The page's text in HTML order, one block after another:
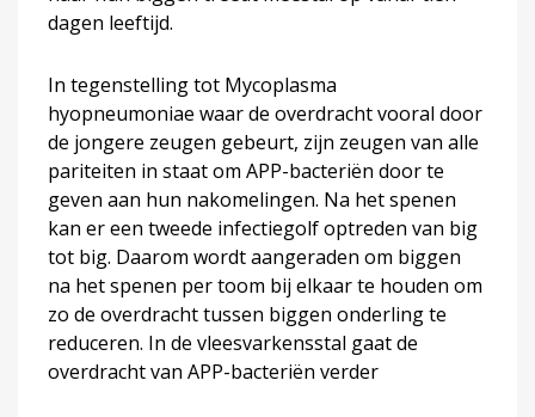
dagen leeftijd.
In tegenstelling tot Mycoplasma
hyopneumoniae waar de overdracht vooral door
de jongere zeugen gebeurt, zijn zeugen van alle
pariteiten in staat om APP-bacteriën door te
geven aan hun nakomelingen. Na het spenen
kan er een tweede infectiegolf optreden van big
tot big. Daarom wordt aangeraden om biggen
na het spenen per toom bij elkaar te houden om
zo de overdracht tussen biggen onderling te
reduceren. In de vleesvarkensstal gaat de
overdracht van APP-bacteriën verder